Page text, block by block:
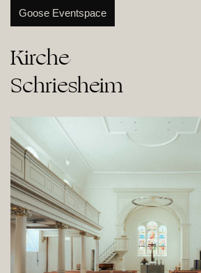
Goose Eventspace
Kirche
Schriesheim